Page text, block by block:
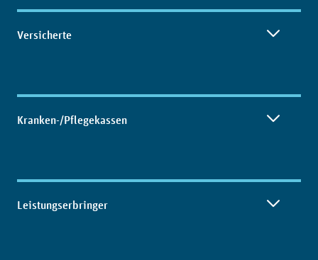
Inhaltsübersicht
Versicherte
Kranken-/Pflegekassen
Leistungserbringer